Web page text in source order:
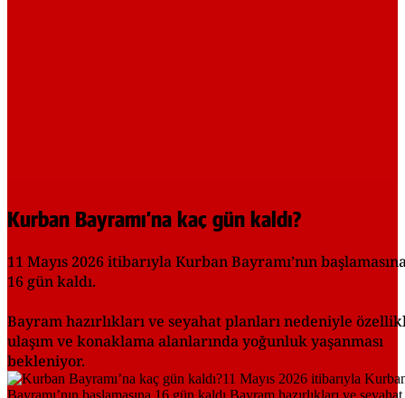
Kurban Bayramı’na kaç gün kaldı?
11 Mayıs 2026 itibarıyla Kurban Bayramı’nın
16 gün kaldı.
Bayram hazırlıkları ve seyahat planları nedeniyle
ulaşım ve konaklama alanlarında yoğunluk yaşanması
bekleniyor.